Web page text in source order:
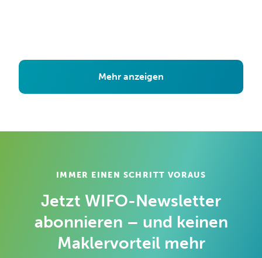
Mehr anzeigen
IMMER EINEN SCHRITT VORAUS
Jetzt WIFO-Newsletter
abonnieren – und keinen
Maklervorteil mehr